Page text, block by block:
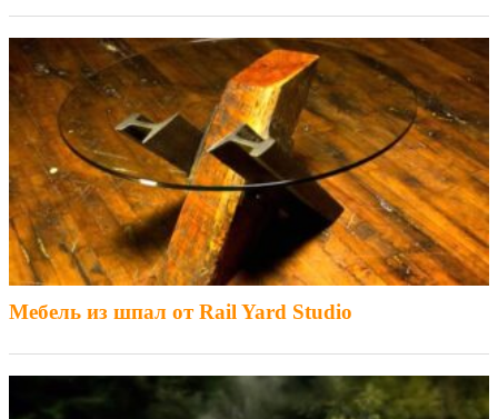
Мебель из шпал от Rail Yard Studio